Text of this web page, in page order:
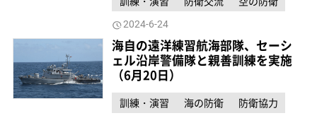
2024-6-24
海自の遠洋練習航海部隊、セーシ
ェル沿岸警備隊と親善訓練を実施
（6月20日）
訓練・演習 海の防衛 防衛協力